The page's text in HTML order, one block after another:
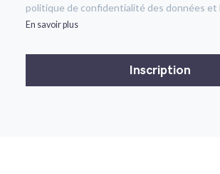
politique de confidentialité des données et
En savoir plus